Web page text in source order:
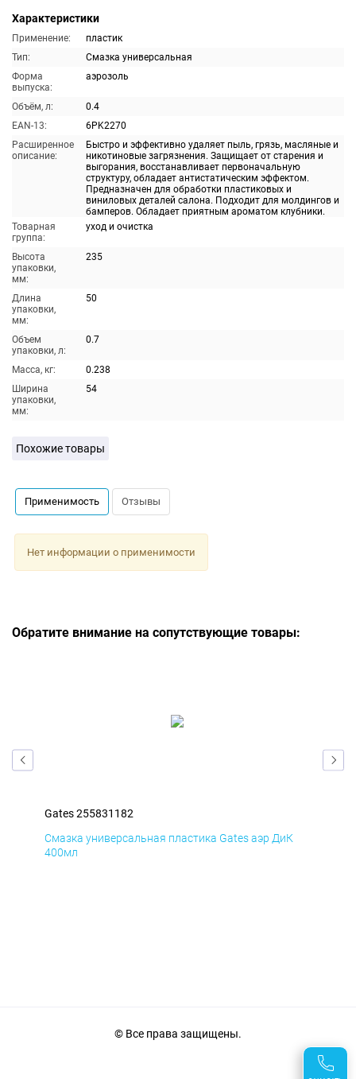
Характеристики
Применение:
пластик
Тип:
Смазка универсальная
Форма
выпуска:
аэрозоль
Объём, л:
0.4
EAN-13:
6PK2270
Расширенное
описание:
Быстро и эффективно удаляет пыль, грязь, масляные и
никотиновые загрязнения. Защищает от старения и
выгорания, восстанавливает первоначальную
структуру, обладает антистатическим эффектом.
Предназначен для обработки пластиковых и
виниловых деталей салона. Подходит для молдингов и
бамперов. Обладает приятным ароматом клубники.
Товарная
группа:
уход и очистка
Высота
упаковки,
мм:
235
Длина
упаковки,
мм:
50
Объем
упаковки, л:
0.7
Масса, кг:
0.238
Ширина
упаковки,
мм:
54
Похожие товары
Применимость Отзывы
Нет информации о применимости
Обратите внимание на сопутствующие товары:
Gates 255831182
Смазка универсальная пластика Gates аэр ДиК
400мл
© Все права защищены.